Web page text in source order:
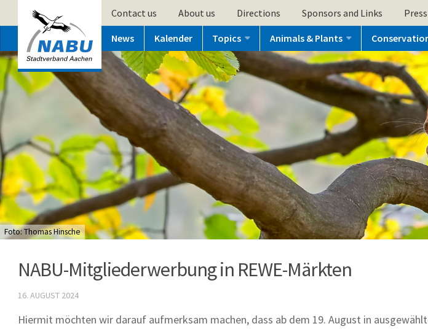
Contact us About us Directions Sponsors and Links
News Kalender Topics Animals & Plants
Foto: Thomas Hinsche
NABU-Mitgliederwerbung in REWE-Märkten
16. AUGUST 2024
Hiermit möchten wir darauf aufmerksam machen, dass ab dem 19. August in